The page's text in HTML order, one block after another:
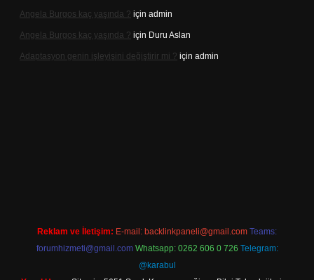
Angela Burgos kaç yaşında ? için admin
Angela Burgos kaç yaşında ? için Duru Aslan
Adaptasyon genin işleyişini değiştirir mi ? için admin
Reklam ve İletişim: E-mail: backlinkpaneli@gmail.com Teams:
forumhizmeti@gmail.com Whatsapp: 0262 606 0 726 Telegram:
@karabul